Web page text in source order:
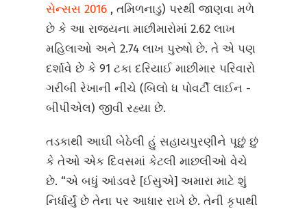
સેન્સસ 2016 , તમિળનાડુ) પરથી જાણવા મળે
છે કે આ રાજ્યના માછીમારોમાં 2.62 લાખ
મહિલાઓ અને 2.74 લાખ પુરુષો છે. તે એ પણ
દર્શાવે છે કે 91 ટકા દરિયાઈ માછીમાર પરિવારો
ગરીબી રેખાની નીચે (બિલો ધ પોવર્ટી લાઈન -
બીપીએલ) જીવી રહ્યા છે.
તડકાથી આઘી બેઠેલી હું સહાયપુરણીને પૂછું છું
કે તેઓ એક દિવસમાં કેટલી માછલીઓ વેચે
છે. “એ બધું આંડવરે [ઈસુએ] અમારા માટે શું
નિર્ધાર્યું છે તેના પર આધાર રાખે છે. તેની કૃપાથી